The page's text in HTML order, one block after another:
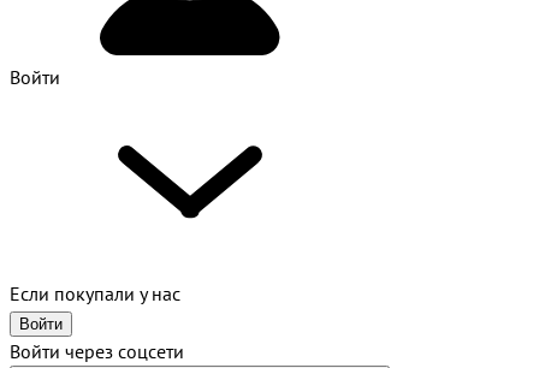
Войти
Если покупали у нас
Войти
Войти через соцсети